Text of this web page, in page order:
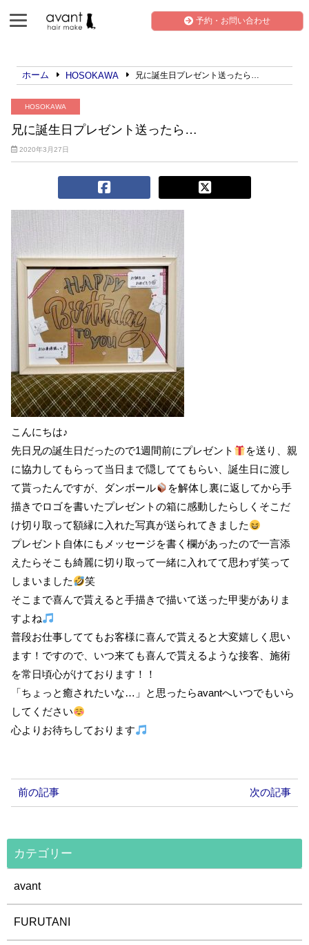
予約・お問い合わせ
ホーム HOSOKAWA 兄に誕生日プレゼント送ったら…
HOSOKAWA
兄に誕生日プレゼント送ったら…
2020年3月27日
こんにちは♪
先日兄の誕生日だったので1週間前にプレゼント
を送り、親
に協力してもらって当日まで隠しててもらい、誕生日に渡し
て貰ったんですが、ダンボール
を解体し裏に返してから手
描きでロゴを書いたプレゼントの箱に感動したらしくそこだ
け切り取って額縁に入れた写真が送られてきました
プレゼント自体にもメッセージを書く欄があったので一言添
えたらそこも綺麗に切り取って一緒に入れてて思わず笑って
しまいました
笑
そこまで喜んで貰えると手描きで描いて送った甲斐がありま
すよね
普段お仕事しててもお客様に喜んで貰えると大変嬉しく思い
ます！ですので、いつ来ても喜んで貰えるような接客、施術
を常日頃心がけております！！
「ちょっと癒されたいな…」と思ったらavantへいつでもいら
してください
心よりお待ちしております
前の記事 次の記事
カテゴリー
avant
FURUTANI